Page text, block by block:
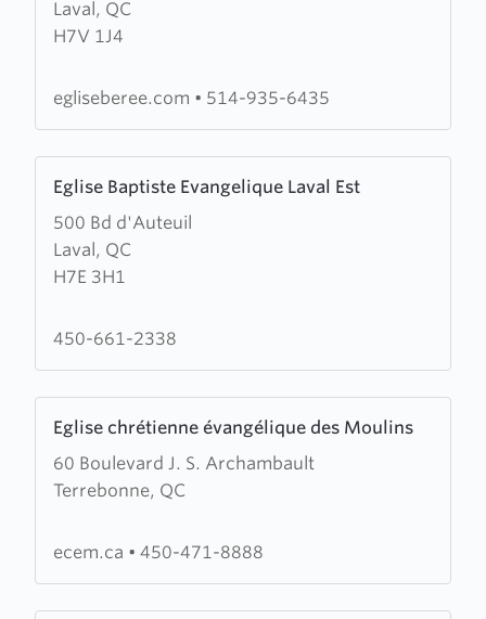
Laval, QC
H7V 1J4
Église
Évangélique
egliseberee.com • 514-935-6435
Eglise Baptiste Evangelique Laval Est
500 Bd d'Auteuil
Laval, QC
H7E 3H1
more
about
Eglise
Baptiste
Laval
450-661-2338
Eglise chrétienne évangélique des Moulins
60 Boulevard J. S. Archambault
Terrebonne, QC
more
about
Eglise
évangélique
ecem.ca • 450-471-8888